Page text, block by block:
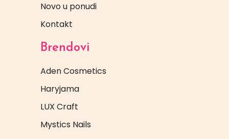
Novo u ponudi
Kontakt
Brendovi
Aden Cosmetics
Haryjama
LUX Craft
Mystics Nails